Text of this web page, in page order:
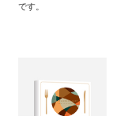
です。